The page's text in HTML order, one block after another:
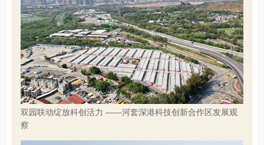
双园联动绽放科创活力 ——河套深港科技创新合作区发展观
察